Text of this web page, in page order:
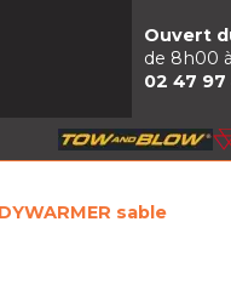
Ouvert
de 8h00
02 47 97
sable